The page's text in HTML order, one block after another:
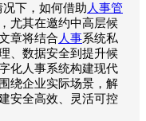
下，如何借助 人事管
尤其在邀约中高层候
章将结合 人事系统私
、数据安全到提升候
化人事系统构建现代
绕企业实际场景，解
安全高效、灵活可控